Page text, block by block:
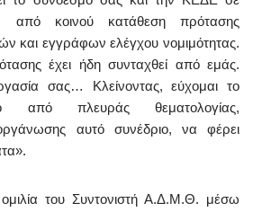
από κοινού κατάθεση πρότασης
και εγγράφων ελέγχου νομιμότητας.
έχει ήδη συνταχθεί από εμάς.
σας… Κλείνοντας, εύχομαι το
από πλευράς θεματολογίας,
αυτό συνέδριο, να φέρει
του Συντονιστή Α.Δ.Μ.Θ. μέσω